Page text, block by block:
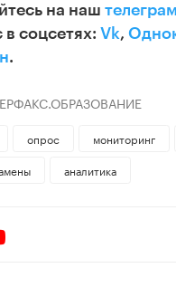
на наш
в соцсетях: Vk,
.
опрос мониторинг
аналитика